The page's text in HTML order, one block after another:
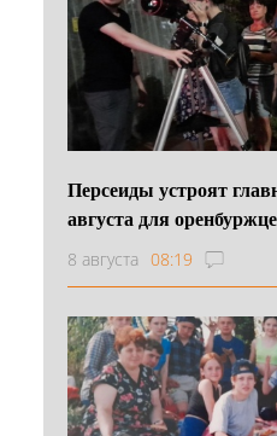
Персеиды устроят
августа для
8 августа 08:19